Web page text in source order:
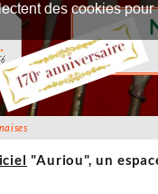
"Auriou", un
des cookies